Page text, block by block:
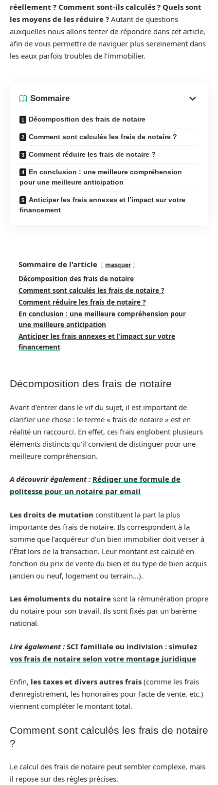
réellement ? Comment sont-ils calculés ? Quels sont
les moyens de les réduire ? Autant de questions
auxquelles nous allons tenter de répondre dans cet article,
afin de vous permettre de naviguer plus sereinement dans
les eaux parfois troubles de l’immobilier.
Sommaire
Décomposition des frais de notaire
Comment sont calculés les frais de notaire ?
Comment réduire les frais de notaire ?
En conclusion : une meilleure compréhension
pour une meilleure anticipation
Anticiper les frais annexes et l’impact sur votre
financement
Sommaire de l'article masquer
Décomposition des frais de notaire
Comment sont calculés les frais de notaire ?
Comment réduire les frais de notaire ?
En conclusion : une meilleure compréhension pour
une meilleure anticipation
Anticiper les frais annexes et l’impact sur votre
financement
Décomposition des frais de notaire
Avant d’entrer dans le vif du sujet, il est important de
clarifier une chose : le terme « frais de notaire » est en
réalité un raccourci. En effet, ces frais englobent plusieurs
éléments distincts qu’il convient de distinguer pour une
meilleure compréhension.
A découvrir également : Rédiger une formule de
politesse pour un notaire par email
Les droits de mutation constituent la part la plus
importante des frais de notaire. Ils correspondent à la
somme que l’acquéreur d’un bien immobilier doit verser à
l’État lors de la transaction. Leur montant est calculé en
fonction du prix de vente du bien et du type de bien acquis
(ancien ou neuf, logement ou terrain…).
Les émoluments du notaire sont la rémunération propre
du notaire pour son travail. Ils sont fixés par un barème
national.
Lire également : SCI familiale ou indivision : simulez
vos frais de notaire selon votre montage juridique
Enfin, les taxes et divers autres frais (comme les frais
d’enregistrement, les honoraires pour l’acte de vente, etc.)
viennent compléter le montant total.
Comment sont calculés les frais de notaire
?
Le calcul des frais de notaire peut sembler complexe, mais
il repose sur des règles précises.